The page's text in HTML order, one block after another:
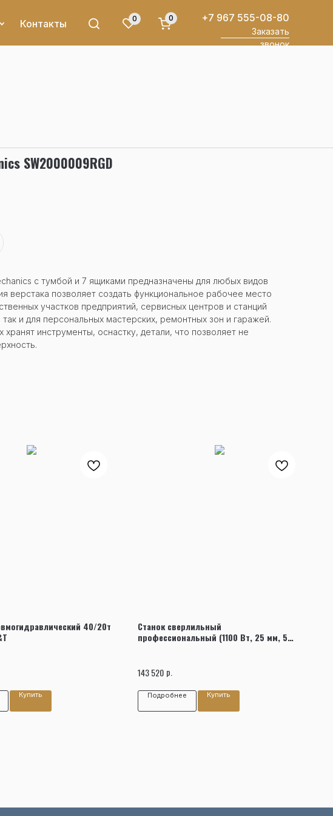
Контакты 0 0 +7 967 555-08-80
Заказать
звонок
SW2000009RGD
с тумбой и 7 ящиками предназначены для любых видов
верстака позволяет создать функциональное рабочее место
участков предприятий, сервисных центров и станций
и для персональных мастерских, ремонтных зон и гаражей.
инструменты, оснастку, детали, что позволяет не
40/20т
Купить
Станок сверлильный
профессиональный (1100 Вт, 25 мм, 5
143 520 р.
Подробнее Купить